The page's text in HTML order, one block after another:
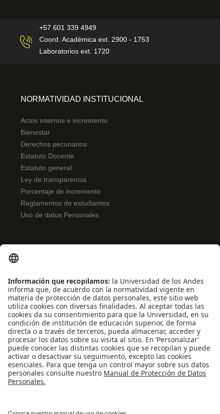
+57 601 339 4949
Coord. Académica ext. 2900 - 1753
Laboratorios ext. 1720
NORMATIVIDAD INSTITUCIONAL
Actos internos e incremento
Bienestar
Derechos pecunarios
Estatuto Docente
Estatuto general
Ley de transparencia
Porcentaje de incremento
Reglamentos de estudiantes
Uso de datos Personales
Noticias
Eventos
Profesores
Iniciativas estudiantiles
Escuela Internacional de Verano
Apoyo financiero
Software y tecnología